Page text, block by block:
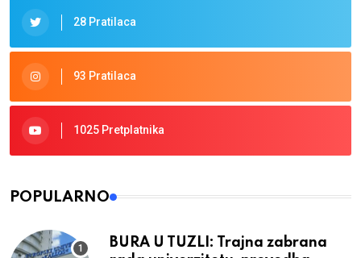
28 Pratilaca
93 Pratilaca
1025 Pretplatnika
POPULARNO
BURA U TUZLI: Trajna zabrana